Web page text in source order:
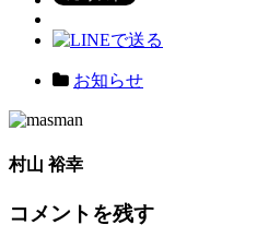
お知らせ
村山 裕幸
コメントを残す